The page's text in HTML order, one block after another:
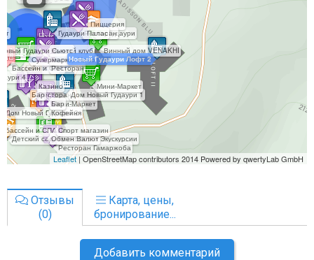
Отзывы
(0)
Карта, цены,
бронирование...
Добавить комментарий